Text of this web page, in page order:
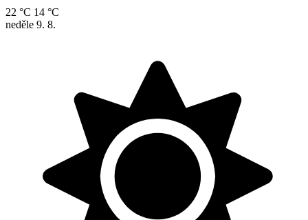
22 °C 14 °C
neděle 9. 8.